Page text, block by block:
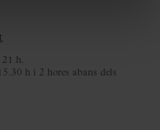
21 h.
h i 2 hores abans dels